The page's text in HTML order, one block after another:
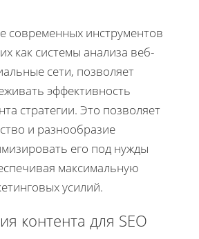
современных инструментов
как системы анализа веб-
сети, позволяет
эффективность
стратегии. Это позволяет
и разнообразие
его под нужды
максимальную
усилий.
контента для SEO